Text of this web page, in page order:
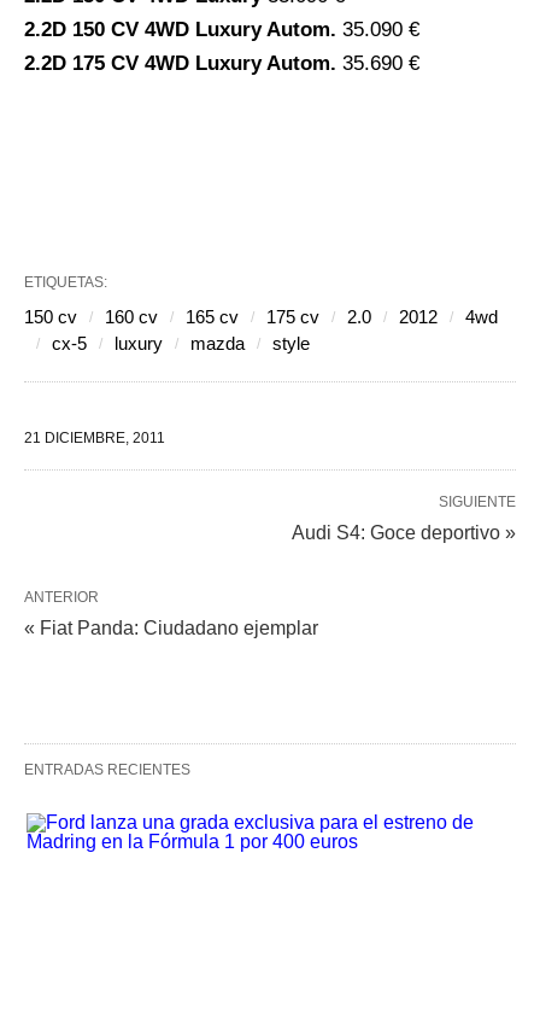
2.2D 150 CV 4WD Luxury Autom. 35.090 €
2.2D 175 CV 4WD Luxury Autom. 35.690 €
ETIQUETAS:
150 cv 160 cv 165 cv 175 cv 2.0 2012
4wd
cx-5
luxury mazda style
21 DICIEMBRE, 2011
SIGUIENTE
Audi S4: Goce deportivo »
ANTERIOR
« Fiat Panda: Ciudadano ejemplar
ENTRADAS RECIENTES